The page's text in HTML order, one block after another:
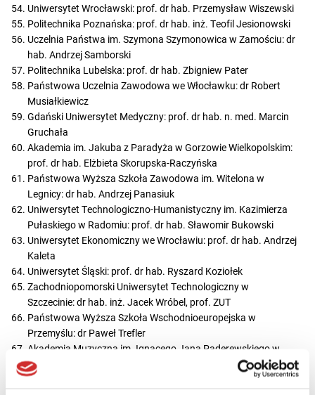
Uniwersytet Wrocławski: prof. dr hab. Przemysław Wiszewski
Politechnika Poznańska: prof. dr hab. inż. Teofil Jesionowski
Uczelnia Państwa im. Szymona Szymonowica w Zamościu: dr
hab. Andrzej Samborski
Politechnika Lubelska: prof. dr hab. Zbigniew Pater
Państwowa Uczelnia Zawodowa we Włocławku: dr Robert
Musiałkiewicz
Gdański Uniwersytet Medyczny: prof. dr hab. n. med. Marcin
Gruchała
Akademia im. Jakuba z Paradyża w Gorzowie Wielkopolskim:
prof. dr hab. Elżbieta Skorupska-Raczyńska
Państwowa Wyższa Szkoła Zawodowa im. Witelona w
Legnicy: dr hab. Andrzej Panasiuk
Uniwersytet Technologiczno-Humanistyczny im. Kazimierza
Pułaskiego w Radomiu: prof. dr hab. Sławomir Bukowski
Uniwersytet Ekonomiczny we Wrocławiu: prof. dr hab. Andrzej
Kaleta
Uniwersytet Śląski: prof. dr hab. Ryszard Koziołek
Zachodniopomorski Uniwersytet Technologiczny w
Szczecinie: dr hab. inż. Jacek Wróbel, prof. ZUT
Państwowa Wyższa Szkoła Wschodnioeuropejska w
Przemyślu: dr Paweł Trefler
Akademia Muzyczna im. Ignacego Jana Paderewskiego w
Poznaniu: prof. dr hab. Hanna Kostrzewska
Uniwersytet Humanistyczno-Przyrodniczy im. Jana Długosza